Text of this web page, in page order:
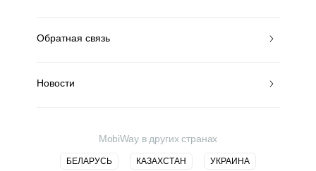
Обратная связь
Новости
MobiWay в других странах
БЕЛАРУСЬ КАЗАХСТАН УКРАИНА